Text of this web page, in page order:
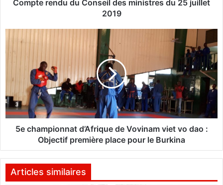
C
o
i
l
d
i
Compte rendu du Conseil des ministres du 25 juillet
2019
5
c
p
i
o
a
t
’
5e championnat d’Afrique de Vovinam viet vo dao :
Objectif première place pour le Burkina
Articles similaires